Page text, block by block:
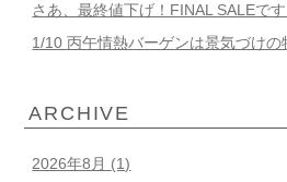
さあ、最終値下げ！FINAL SALEです
1/10 丙午情熱バーゲンは景気づけの
ARCHIVE
2026年8月 (1)